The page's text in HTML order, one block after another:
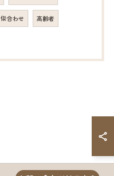
似合わせ 高齢者